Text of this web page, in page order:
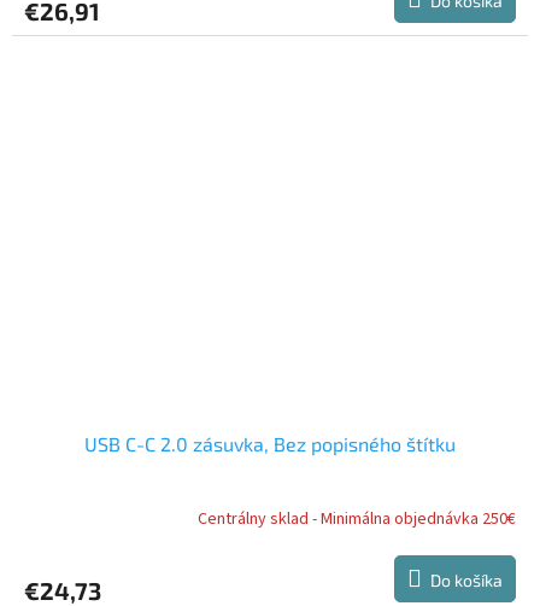
€26,91
USB C-C 2.0 zásuvka, Bez popisného štítku
Centrálny sklad - Minimálna objednávka 250€
€24,73 Do košíka